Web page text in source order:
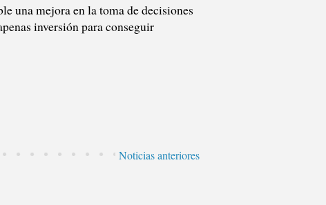
una mejora en la toma de decisiones
inversión para conseguir
Noticias anteriores